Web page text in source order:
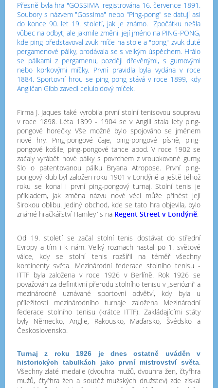
Přesně byla hra "GOSSIMA" registrována 16. července 1891.
Soubory s názvem "Gossima" nebo "Ping-pong" se datují asi
do konce 90. let 19. století, jak je známo. Zpočátku nešla
vůbec na odbyt, ale jakmile změnil její jméno na PING-PONG,
kde ping představoval zvuk míče na stole a "pong" zvuk duté
pergamenové pálky, prodávala se s velkým úspěchem. Hrálo
se pálkami z pergamenu, později dřevěnými, s gumovými
nebo korkovými míčky. První pravidla byla vydána v roce
1884. Sportovní hrou se ping pong stává v roce 1899, kdy
Angličan Gibb zavedl celuloidový míček.
Firma J. Jaques také vyrobila první stolní tenisovou soupravu
v roce 1898. Léta 1899 - 1904 se v Anglii stala lety ping-
pongové horečky. Vše možné bylo spojováno se jménem
nové hry. Ping-pongové čaje, ping-pongové písně, ping-
pongové košile, ping-pongové tance apod. V roce 1902 se
začaly vyrábět nové pálky s povrchem z vroubkované gumy,
šlo o patentovanou pálku Bryana Atropose. První ping-
pongový klub byl založen roku 1901 v Londýně a ještě téhož
roku se konal i první ping-pongový turnaj. Stolní tenis je
příkladem, jak změna názvu nové věci může přinést její
širokou oblibu. Jediný obchod, kde se tato hra objevila, bylo
známé hračkářství Hamley´s na Regent Street v Londýně.
Od 19. století se začal stolní tenis dostávat do střední
Evropy a tím i k nám. Velký rozmach nastal po 1. světové
válce, kdy se stolní tenis rozšířil na téměř všechny
kontinenty světa. Mezinárodní federace stolního tenisu -
ITTF byla založena v roce 1926 v Berlíně. Rok 1926 se
považován za definitivní přerodu stolního tenisu v „seriózní“ a
mezinárodně uznávané sportovní odvětví, kdy byla u
příležitosti mezinárodního turnaje založena Mezinárodní
federace stolního tenisu (krátce ITTF). Zakládajícími státy
byly Německo, Anglie, Rakousko, Maďarsko, Švédsko a
Československo.
Turnaj z roku 1926 je dnes ostatně uváděn v
historických tabulkách jako první mistrovství světa.
Všechny zlaté medaile (dvouhra mužů, dvouhra žen, čtyřhra
mužů, čtyřhra žen a soutěž mužských družstev) zde získal